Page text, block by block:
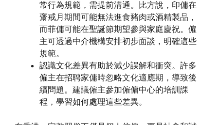
常行為規範，需提前溝通。比方說，印傭在
齋戒月期間可能無法進食豬肉或酒精製品，
而菲傭可能在聖誕節期望參與家庭慶祝。僱
主可透過中介機構安排初步面談，明確這些
規範。
認識文化差異有助於減少誤解和衝突。許多
僱主在招聘家傭時忽略文化適應期，導致後
續問題。建議僱主參加僱傭中心的培訓課
程，學習如何處理這些差異。